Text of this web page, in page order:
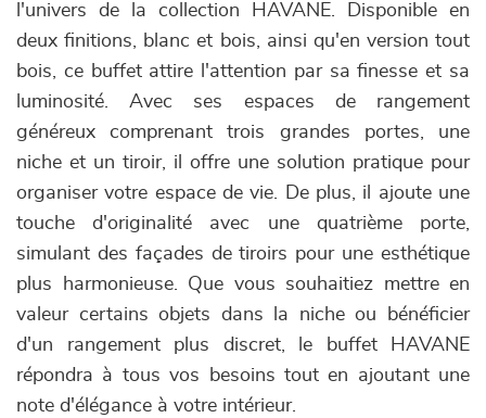
l'univers de la collection HAVANE. Disponible en
deux finitions, blanc et bois, ainsi qu'en version tout
bois, ce buffet attire l'attention par sa finesse et sa
luminosité. Avec ses espaces de rangement
généreux comprenant trois grandes portes, une
niche et un tiroir, il offre une solution pratique pour
organiser votre espace de vie. De plus, il ajoute une
touche d'originalité avec une quatrième porte,
simulant des façades de tiroirs pour une esthétique
plus harmonieuse. Que vous souhaitiez mettre en
valeur certains objets dans la niche ou bénéficier
d'un rangement plus discret, le buffet HAVANE
répondra à tous vos besoins tout en ajoutant une
note d'élégance à votre intérieur.